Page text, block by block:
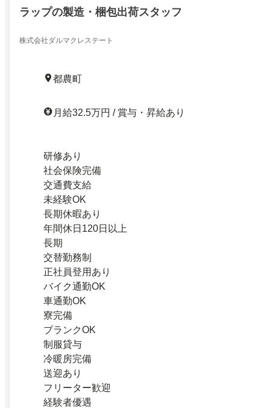
ラップの製造・梱包出荷スタッフ
株式会社ダルマクレステート
都農町
月給32.5万円 / 賞与・昇給あり
研修あり
社会保険完備
交通費支給
未経験OK
長期休暇あり
年間休日120日以上
長期
交替勤務制
正社員登用あり
バイク通勤OK
車通勤OK
寮完備
ブランクOK
制服貸与
冷暖房完備
送迎あり
フリーター歓迎
経験者優遇